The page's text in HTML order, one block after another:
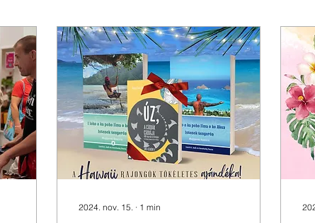
2024. nov. 15. ∙ 1 min